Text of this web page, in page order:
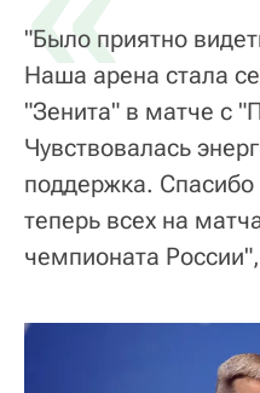
"Было приятно
Наша арена стала
"Зенита" в матче с
Чувствовалась
поддержка.
теперь всех на
чемпионата